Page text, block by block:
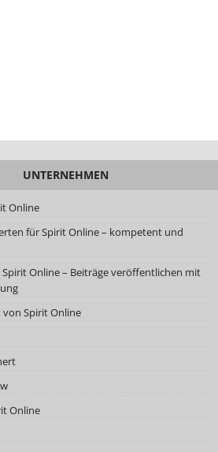
UNTERNEHMEN
Online
für Spirit Online – kompetent und
Online – Beiträge veröffentlichen mit
Spirit Online
Online